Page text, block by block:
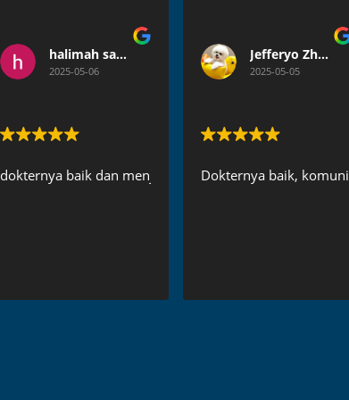
halimah satuldaniah
2025-05-06
dokternya baik dan menjelaskan secara detail
Jefferyo Zhang
2025-05-05
Dokternya baik,